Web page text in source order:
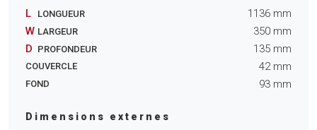
L LONGUEUR 1136 mm
W LARGEUR 350 mm
D PROFONDEUR 135 mm
COUVERCLE 42mm
FOND 93 mm
Dimensions externes